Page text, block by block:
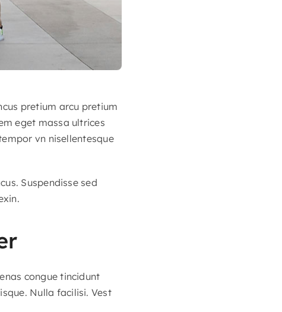
pretium arcu pretium
eget massa ultrices
vn nisellentesque
Suspendisse sed
congue tincidunt
Nulla facilisi. Vest